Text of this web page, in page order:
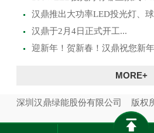
汉鼎推出大功率LED投光灯、
汉鼎于2月4日正式开工...
迎新年！贺新春！汉鼎祝您新
MORE+
深圳汉鼎绿能股份有限公司 版权